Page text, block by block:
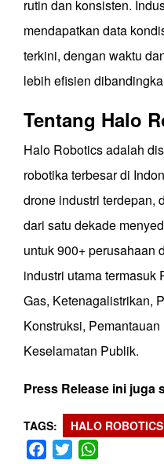
rutin dan konsisten.
mendapatkan data
terkini, dengan waktu
lebih efisien
Tentang Halo
Halo Robotics adalah
robotika terbesar di
drone industri terdepan,
dari satu dekade
untuk 900+ perusahaan
industri utama termasuk
Gas, Ketenagalistrikan,
Konstruksi,
Keselamatan Publik.
Press Release ini juga
TAGS HALO ROBOTICS
Facebook
Twitter